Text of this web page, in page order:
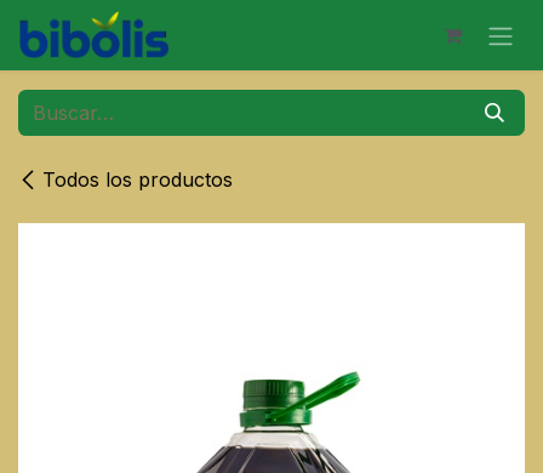
Ir al contenido
Todos los productos